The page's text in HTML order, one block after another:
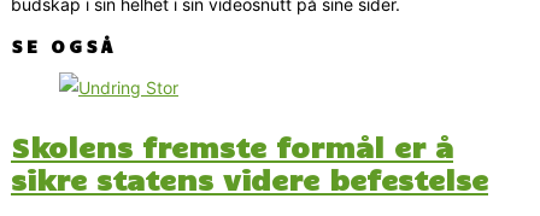
budskap i sin helhet i sin videosnutt på sine sider.
SE OGSÅ
Skolens fremste formål er å
sikre statens videre befestelse